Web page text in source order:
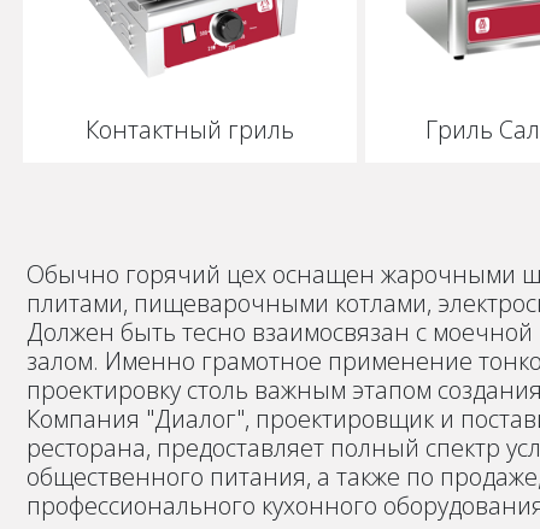
Контактный гриль Гриль
Обычно горячий цех оснащен жарочными
плитами, пищеварочными котлами,
Должен быть тесно взаимосвязан с
залом. Именно грамотное применение
проектировку столь важным этапом
Компания "Диалог", проектировщик и
ресторана, предоставляет полный спектр
общественного питания, а также по
профессионального кухонного